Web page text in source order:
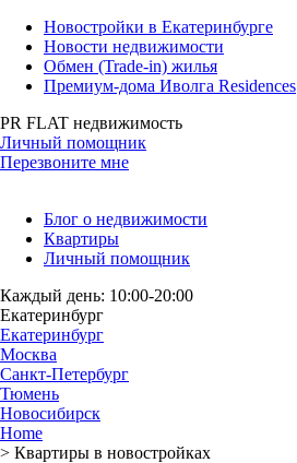
Новостройки в Екатеринбурге
Новости недвижимости
Обмен (Trade-in) жилья
Премиум-дома Иволга Residences
PR FLAT недвижимость
Личный помощник
Перезвоните мне
Блог о недвижимости
Квартиры
Личный помощник
Каждый день: 10:00-20:00
Екатеринбург
Екатеринбург
Москва
Санкт-Петербург
Тюмень
Новосибирск
Home
> Квартиры в новостройках